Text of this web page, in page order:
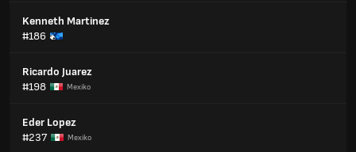
Kenneth Martinez
#186
Ricardo Juarez
#198
Mexiko
Eder Lopez
#237
Mexiko